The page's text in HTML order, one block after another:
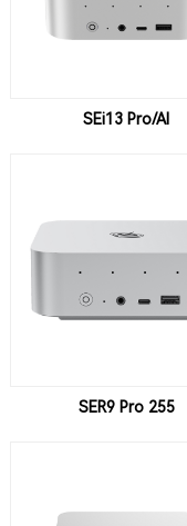
SEi13 Pro/AI
SER9 Pro 255